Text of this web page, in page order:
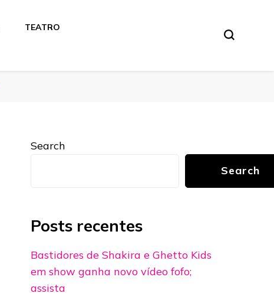
TEATRO
Search
Search
Posts recentes
Bastidores de Shakira e Ghetto Kids
em show ganha novo vídeo fofo;
assista